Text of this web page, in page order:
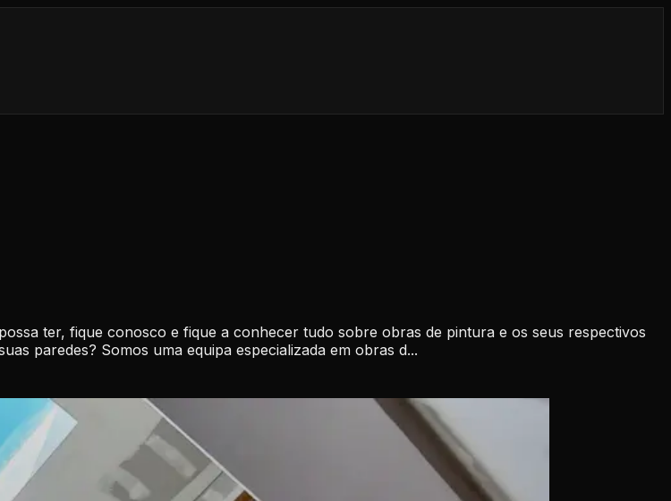
ter, fique conosco e fique a conhecer tudo sobre obras de pintura e os seus respectivos
paredes? Somos uma equipa especializada em obras d...